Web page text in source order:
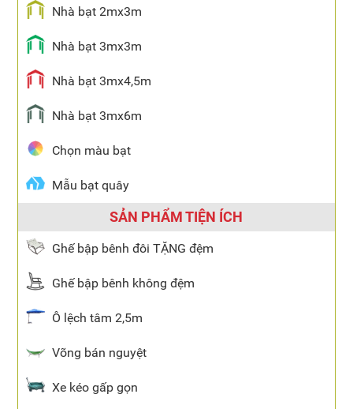
Nhà bạt 2mx3m
Nhà bạt 3mx3m
Nhà bạt 3mx4,5m
Nhà bạt 3mx6m
Chọn màu bạt
Mẫu bạt quây
SẢN PHẨM TIỆN ÍCH
Ghế bập bênh đôi TẶNG đệm
Ghế bập bênh không đệm
Ô lệch tâm 2,5m
Võng bán nguyệt
Xe kéo gấp gọn